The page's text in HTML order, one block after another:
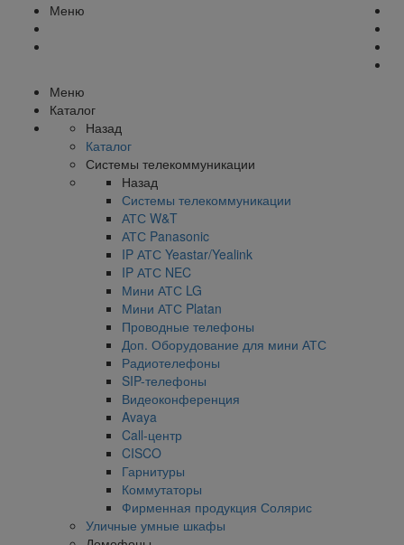
Меню
Меню
Каталог
Назад
Каталог
Системы телекоммуникации
Назад
Системы телекоммуникации
АТС W&T
АТС Panasonic
IP АТС Yeastar/Yealink
IP АТС NEC
Мини АТС LG
Мини АТС Platan
Проводные телефоны
Доп. Оборудование для мини АТС
Радиотелефоны
SIP-телефоны
Видеоконференция
Avaya
Call-центр
CISCO
Гарнитуры
Коммутаторы
Фирменная продукция Солярис
Уличные умные шкафы